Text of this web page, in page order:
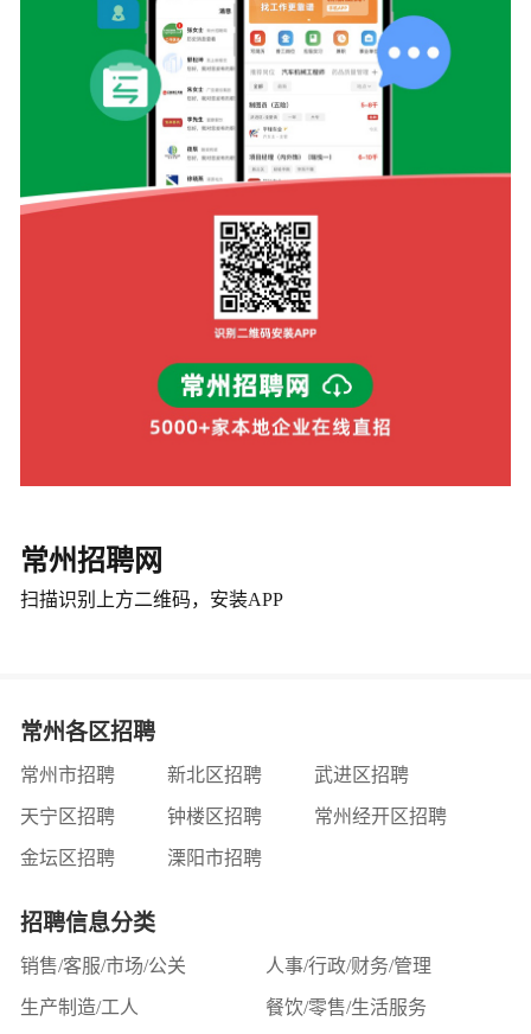
常州招聘网
扫描识别上方二维码，安装APP
常州各区招聘
常州市招聘 新北区招聘 武进区招聘
天宁区招聘 钟楼区招聘 常州经开区招聘
金坛区招聘 溧阳市招聘
招聘信息分类
销售/客服/市场/公关 人事/行政/财务/管理
生产制造/工人 餐饮/零售/生活服务
接收更多招聘信息
关闭